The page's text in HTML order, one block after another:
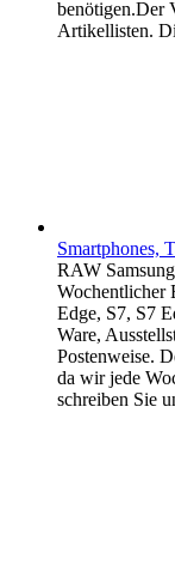
benötigen.Der
Artikellisten.
Smartphones,
RAW
Wochentlicher
Edge, S7, S7
Ware,
Postenweise.
da wir jede
schreiben Sie